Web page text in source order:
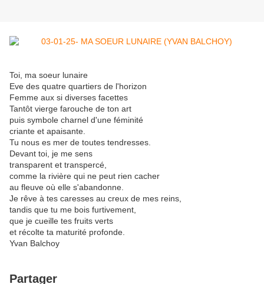
Toi, ma soeur lunaire
Eve des quatre quartiers de l'horizon
Femme aux si diverses facettes
Tantôt vierge farouche de ton art
puis symbole charnel d'une féminité
criante et apaisante.
Tu nous es mer de toutes tendresses.
Devant toi, je me sens
transparent et transpercé,
comme la rivière qui ne peut rien cacher
au fleuve où elle s'abandonne.
Je rêve à tes caresses au creux de mes reins,
tandis que tu me bois furtivement,
que je cueille tes fruits verts
et récolte ta maturité profonde.
Yvan Balchoy
Partager